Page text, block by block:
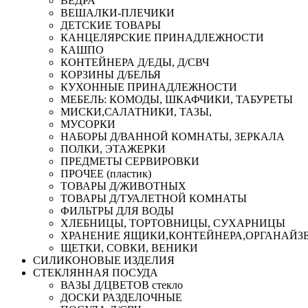
ВЕШАЛКИ-ПЛЕЧИКИ
ДЕТСКИЕ ТОВАРЫ
КАНЦЕЛЯРСКИЕ ПРИНАДЛЕЖНОСТИ
КАШПО
КОНТЕЙНЕРА Д/ЕДЫ, Д/СВЧ
КОРЗИНЫ Д/БЕЛЬЯ
КУХОННЫЕ ПРИНАДЛЕЖНОСТИ
МЕБЕЛЬ: КОМОДЫ, ШКАФЧИКИ, ТАБУРЕТЫ
МИСКИ,САЛАТНИКИ, ТАЗЫ,
МУСОРКИ
НАБОРЫ Д/ВАННОЙ КОМНАТЫ, ЗЕРКАЛА
ПОЛКИ, ЭТАЖЕРКИ
ПРЕДМЕТЫ СЕРВИРОВКИ
ПРОЧЕЕ (пластик)
ТОВАРЫ Д/ЖИВОТНЫХ
ТОВАРЫ Д/ТУАЛЕТНОЙ КОМНАТЫ
ФИЛЬТРЫ ДЛЯ ВОДЫ
ХЛЕБНИЦЫ, ТОРТОВНИЦЫ, СУХАРНИЦЫ
ХРАНЕНИЕ
ЩЕТКИ, СОВКИ, ВЕНИКИ
СИЛИКОНОВЫЕ ИЗДЕЛИЯ
СТЕКЛЯННАЯ ПОСУДА
ВАЗЫ Д/ЦВЕТОВ стекло
ДОСКИ РАЗДЕЛОЧНЫЕ